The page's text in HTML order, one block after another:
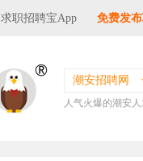
求职招聘宝App 免费发
潮安招聘网
人气火爆的潮安